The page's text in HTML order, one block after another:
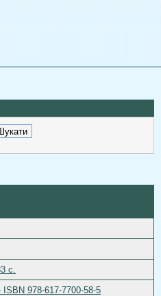
с.
978-617-7700-58-5